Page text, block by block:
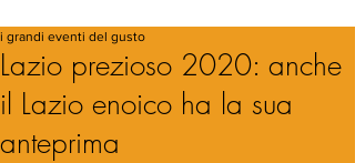
Lazio prezioso 2020: anche
il Lazio enoico ha la sua
anteprima
i grandi eventi del gusto